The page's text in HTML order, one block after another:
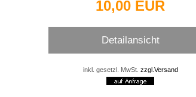
10,00 EUR
Detailansicht
inkl. gesetzl. MwSt. zzgl.Versand